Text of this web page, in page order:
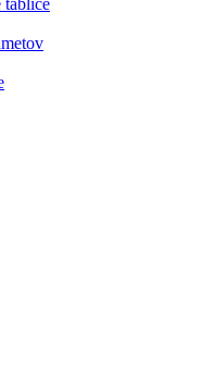
tablice